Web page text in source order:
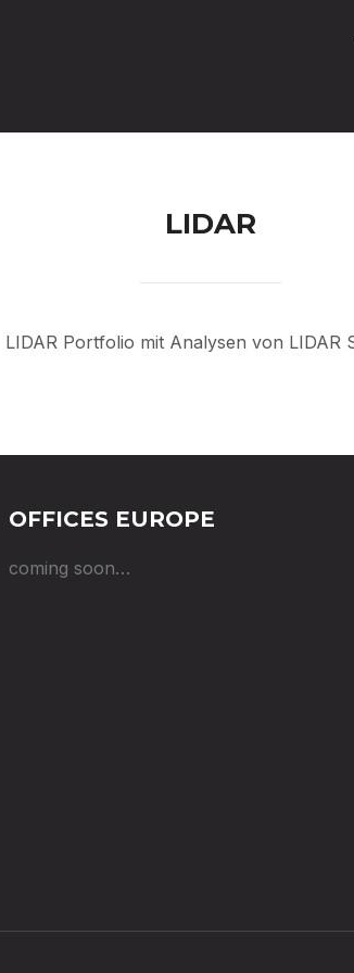
LIDAR
LIDAR Portfolio mit Analysen von LIDAR
OFFICES EUROPE
coming soon…